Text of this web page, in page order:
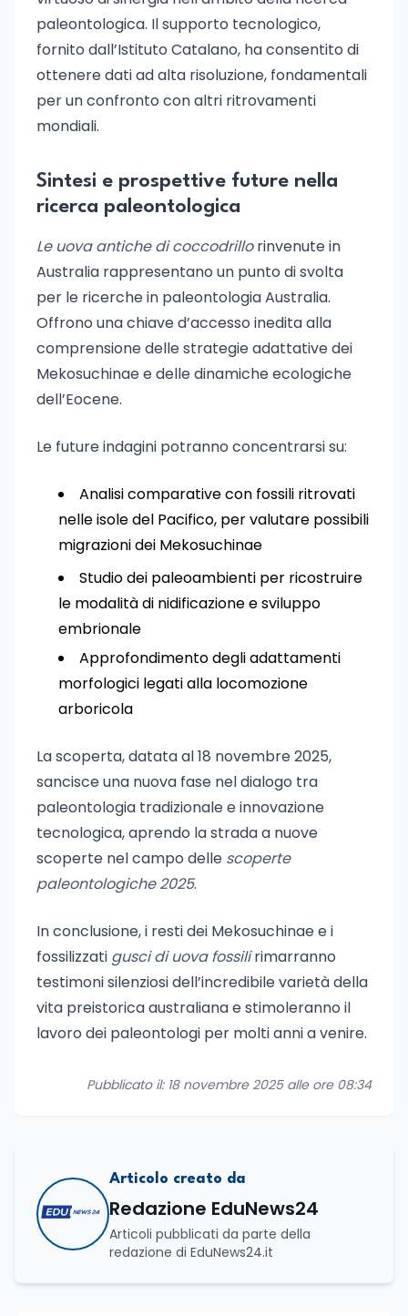
paleontologica. Il supporto tecnologico,
fornito dall’Istituto Catalano, ha consentito di
ottenere dati ad alta risoluzione, fondamentali
per un confronto con altri ritrovamenti
mondiali.
Sintesi e prospettive future nella
ricerca paleontologica
Le uova antiche di coccodrillorinvenute in
Australia rappresentano un punto di svolta
per le ricerche in paleontologia Australia.
Offrono una chiave d’accesso inedita alla
comprensione delle strategie adattative dei
Mekosuchinae e delle dinamiche ecologiche
dell’Eocene.
Le future indagini potranno concentrarsi su:
Analisi comparative con fossili ritrovati
nelle isole del Pacifico, per valutare possibili
migrazioni dei Mekosuchinae
Studio dei paleoambienti per ricostruire
le modalità di nidificazione e sviluppo
embrionale
Approfondimento degli adattamenti
morfologici legati alla locomozione
arboricola
La scoperta, datata al 18 novembre 2025,
sancisce una nuova fase nel dialogo tra
paleontologia tradizionale e innovazione
tecnologica, aprendo la strada a nuove
scoperte nel campo delle scoperte
paleontologiche 2025.
In conclusione, i resti dei Mekosuchinae e i
fossilizzati gusci di uova fossilirimarranno
testimoni silenziosi dell’incredibile varietà della
vita preistorica australiana e stimoleranno il
lavoro dei paleontologi per molti anni a venire.
Pubblicato il: 18 novembre 2025 alle ore 08:34
Articolo creato da
Redazione EduNews24
Articoli pubblicati da parte della
redazione di EduNews24.it